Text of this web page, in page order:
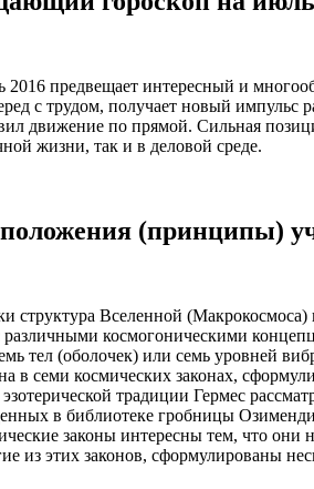
2016 предвещает интересный и
с трудом, получает новый импульс
движение по прямой. Сильная
жизни, так и в деловой среде.
(принципы)
структура Вселенной
различными космогоническими
тел (оболочек) или семь уровней
в семи космических законах,
традиции Гермес
в библиотеке гробницы
законы интересны тем, что
из этих законов, сформулированы